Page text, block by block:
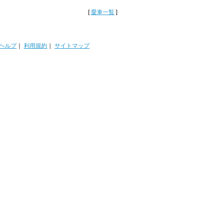
[愛車一覧 ]
ルプ｜ 利用規約 サイトマップ